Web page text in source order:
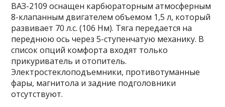
ВАЗ-2109 оснащен карбюраторным атмосферным
8-клапанным двигателем объемом 1,5 л, который
развивает 70 л.с. (106 Нм). Тяга передается на
переднюю ось через 5-ступенчатую механику. В
список опций комфорта входят только
прикуриватель и отопитель.
Электростеклоподъемники, противотуманные
фары, магнитола и задние подголовники
отсутствуют.